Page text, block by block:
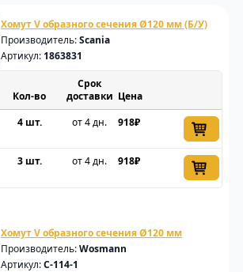
Хомут V образного сечения Ø120 мм (Б/У)
Производитель:Scania
Артикул: 1863831
Срок
доставки Цена
4 шт. от 4 дн. 918₽
3 шт. от 4 дн. 918₽
Хомут V образного сечения Ø120 мм
Производитель:Wosmann
Артикул:C-114-1